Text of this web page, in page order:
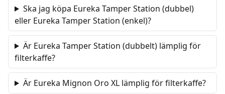
Ska jag köpa Eureka Tamper Station (dubbel)
eller Eureka Tamper Station (enkel)?
Är Eureka Tamper Station (dubbelt) lämplig för
filterkaffe?
Är Eureka Mignon Oro XL lämplig för filterkaffe?